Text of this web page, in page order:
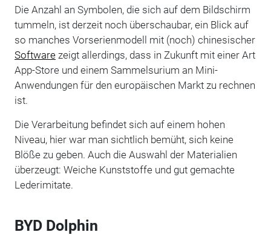
Die Anzahl an Symbolen, die sich auf dem Bildschirm
tummeln, ist derzeit noch überschaubar, ein Blick auf
so manches Vorserienmodell mit (noch) chinesischer
Softwarezeigt allerdings, dass in Zukunft mit einer Art
App-Store und einem Sammelsurium an Mini-
Anwendungen für den europäischen Markt zu rechnen
ist.
Die Verarbeitung befindet sich auf einem hohen
Niveau, hier war man sichtlich bemüht, sich keine
Blöße zu geben. Auch die Auswahl der Materialien
überzeugt: Weiche Kunststoffe und gut gemachte
Lederimitate.
BYD Dolphin